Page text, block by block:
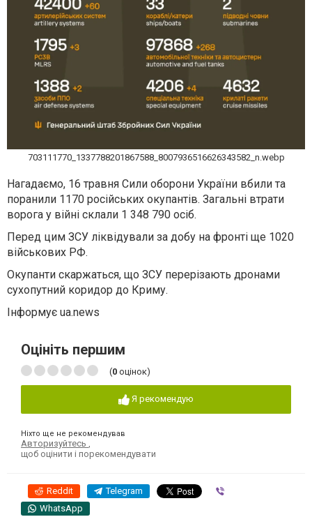
703111770_1337788201867588_8007936516626343582_n.webp
Нагадаємо, 16 травня Сили оборони України вбили та
поранили 1170 російських окупантів. Загальні втрати
ворога у війні склали 1 348 790 осіб.
Перед цим ЗСУ ліквідували за добу на фронті ще 1020
військових РФ.
Окупанти скаржаться, що ЗСУ перерізають дронами
сухопутний коридор до Криму.
Інформує ua.news
Оцініть першим
(0 оцінок)
Я рекомендую
Ніхто ще не рекомендував
Авторизуйтесь
щоб оцінити і порекомендувати
Reddit Telegram
WhatsApp